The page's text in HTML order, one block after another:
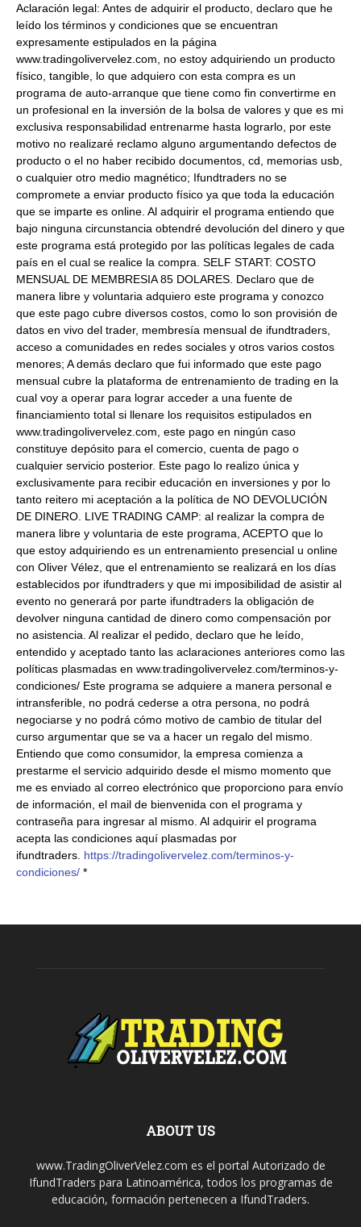
Aclaración legal: Antes de adquirir el producto, declaro que he
leído los términos y condiciones que se encuentran
expresamente estipulados en la página
www.tradingolivervelez.com, no estoy adquiriendo un producto
físico, tangible, lo que adquiero con esta compra es un
programa de auto-arranque que tiene como fin convertirme en
un profesional en la inversión de la bolsa de valores y que es mi
exclusiva responsabilidad entrenarme hasta lograrlo, por este
motivo no realizaré reclamo alguno argumentando defectos de
producto o el no haber recibido documentos, cd, memorias usb,
o cualquier otro medio magnético; Ifundtraders no se
compromete a enviar producto físico ya que toda la educación
que se imparte es online. Al adquirir el programa entiendo que
bajo ninguna circunstancia obtendré devolución del dinero y que
este programa está protegido por las políticas legales de cada
país en el cual se realice la compra. SELF START: COSTO
MENSUAL DE MEMBRESIA 85 DOLARES. Declaro que de
manera libre y voluntaria adquiero este programa y conozco
que este pago cubre diversos costos, como lo son provisión de
datos en vivo del trader, membresía mensual de ifundtraders,
acceso a comunidades en redes sociales y otros varios costos
menores; A demás declaro que fui informado que este pago
mensual cubre la plataforma de entrenamiento de trading en la
cual voy a operar para lograr acceder a una fuente de
financiamiento total si llenare los requisitos estipulados en
www.tradingolivervelez.com, este pago en ningún caso
constituye depósito para el comercio, cuenta de pago o
cualquier servicio posterior. Este pago lo realizo única y
exclusivamente para recibir educación en inversiones y por lo
tanto reitero mi aceptación a la política de NO DEVOLUCIÓN
DE DINERO. LIVE TRADING CAMP: al realizar la compra de
manera libre y voluntaria de este programa, ACEPTO que lo
que estoy adquiriendo es un entrenamiento presencial u online
con Oliver Vélez, que el entrenamiento se realizará en los días
establecidos por ifundtraders y que mi imposibilidad de asistir al
evento no generará por parte ifundtraders la obligación de
devolver ninguna cantidad de dinero como compensación por
no asistencia. Al realizar el pedido, declaro que he leído,
entendido y aceptado tanto las aclaraciones anteriores como las
políticas plasmadas en www.tradingolivervelez.com/terminos-y-
condiciones/ Este programa se adquiere a manera personal e
intransferible, no podrá cederse a otra persona, no podrá
negociarse y no podrá cómo motivo de cambio de titular del
curso argumentar que se va a hacer un regalo del mismo.
Entiendo que como consumidor, la empresa comienza a
prestarme el servicio adquirido desde el mismo momento que
me es enviado al correo electrónico que proporciono para envío
de información, el mail de bienvenida con el programa y
contraseña para ingresar al mismo. Al adquirir el programa
acepta las condiciones aquí plasmadas por
ifundtraders. https://tradingolivervelez.com/terminos-y-
condiciones/ *
ABOUT US
www.TradingOliverVelez.com es el portal Autorizado de
IfundTraders para Latinoamérica, todos los programas de
educación, formación pertenecen a IfundTraders.